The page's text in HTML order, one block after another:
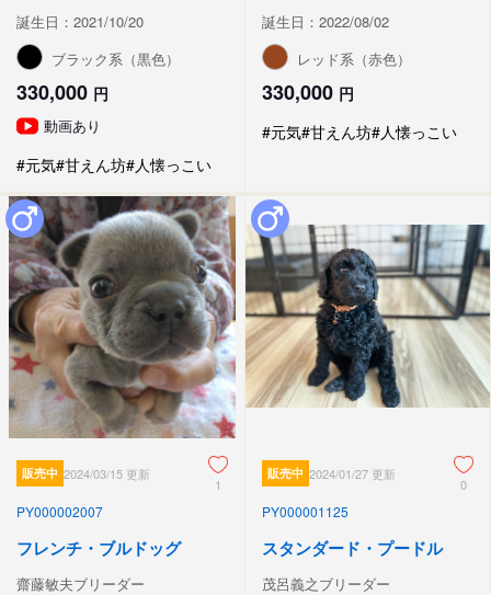
誕生日：2021/10/20
ブラック系（黒色）
330,000 円
動画あり
#元気#甘えん坊#人懐っこい
誕生日：2022/08/02
レッド系（赤色）
330,000 円
#元気#甘えん坊#人懐っこい
販売中 2024/03/15 更新
1
PY000002007
フレンチ・ブルドッグ
齋藤敏夫ブリーダー
販売中 2024/01/27 更新
0
PY000001125
スタンダード・プードル
茂呂義之ブリーダー